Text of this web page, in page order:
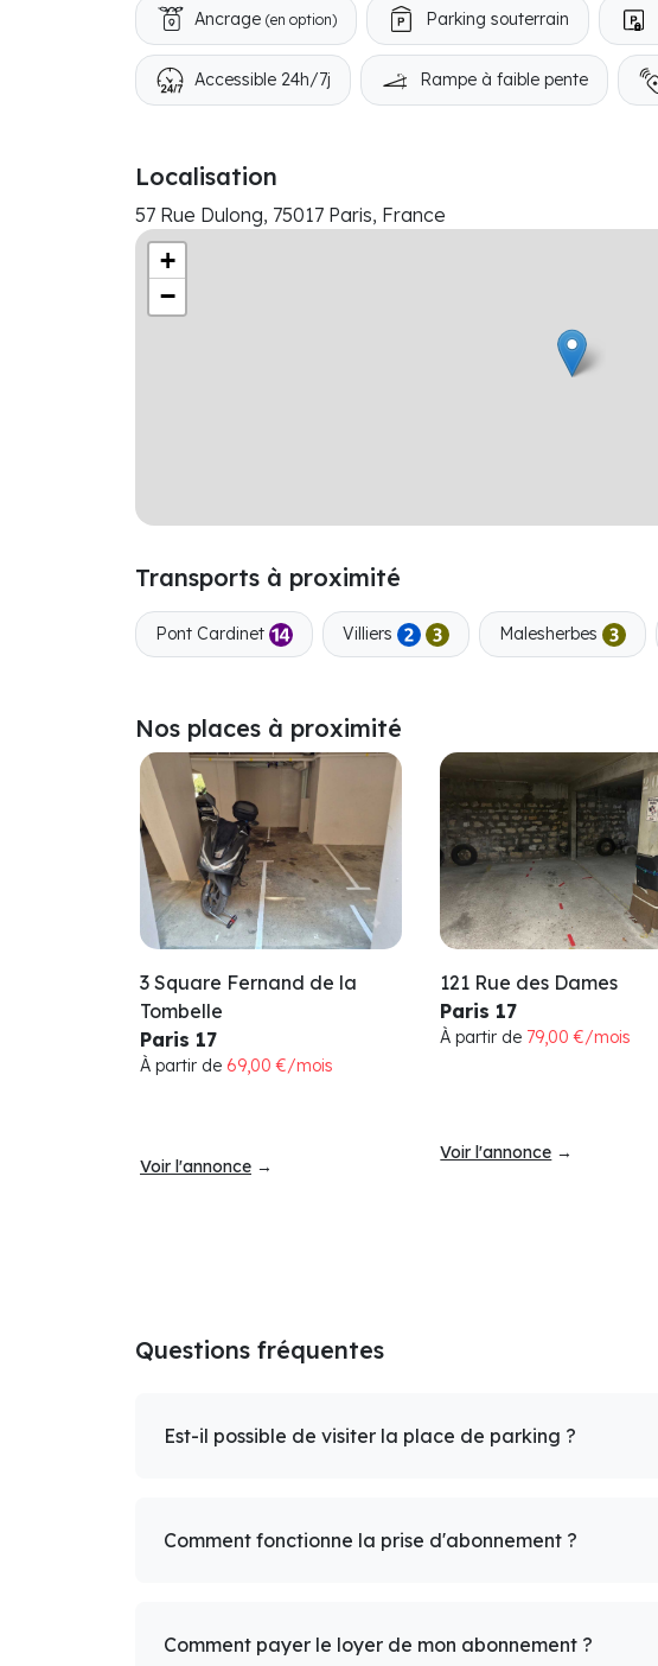
Ancrage (en option) Parking souterrain
Accessible 24h/7j Rampe à faible pente
Localisation
57 Rue Dulong, 75017 Paris, France
+
−
Transports à proximité
Pont Cardinet Villiers Malesherbes
Nos places à proximité
3 Square Fernand de la
Tombelle
Paris 17
À partir de 69,00 €/mois
Voir l'annonce →
121 Rue des Dames
Paris 17
À partir de 79,00 €/mois
Voir l'annonce →
Questions fréquentes
Est-il possible de visiter la place de parking ?
Comment fonctionne la prise d'abonnement ?
Comment payer le loyer de mon abonnement ?